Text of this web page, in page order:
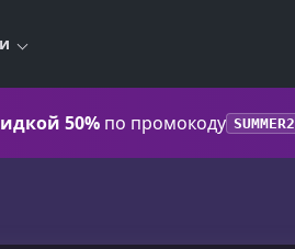
50% по промокоду